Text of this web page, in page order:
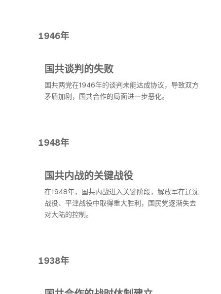
1946年
国共谈判的失败
国共两党在1946年的谈判未能达成协议，导致双方
矛盾加剧，国共合作的局面进一步恶化。
1948年
国共内战的关键战役
在1948年，国共内战进入关键阶段，解放军在辽沈
战役、平津战役中取得重大胜利，国民党逐渐失去
对大陆的控制。
1938年